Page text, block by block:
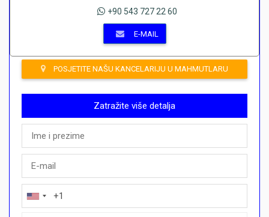
+90 543 727 22 60
E-MAIL
POSJETITE NAŠU KANCELARIJU U MAHMUTLARU
Zatražite više detalja